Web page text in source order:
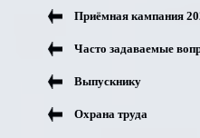
Приёмная кампания
Часто задаваемые
Выпускнику
Охрана труда